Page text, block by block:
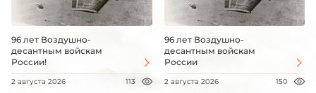
96 лет Воздушно-
десантным войскам
России!
2 августа 2026 113
96 лет Воздушно-
десантным войскам
России
2 августа 2026 150